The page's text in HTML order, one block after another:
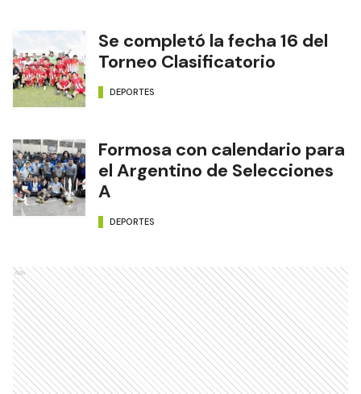
Se completó la fecha 16 del
Torneo Clasificatorio
DEPORTES
Formosa con calendario para
el Argentino de Selecciones
A
DEPORTES
Ads